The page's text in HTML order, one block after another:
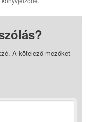
A kötelező mezőket